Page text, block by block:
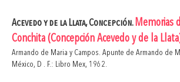
Acevedo y de la Llata, Concepción.Memorias
Conchita (Concepción Acevedo y de la
Armando de Maria y Campos. Apunte de Armando de
México, D . F.: Libro Mex, 1962.